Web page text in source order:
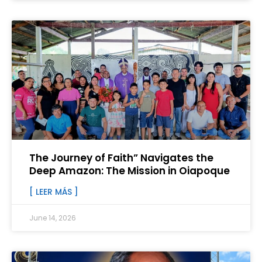
The Journey of Faith” Navigates the
Deep Amazon: The Mission in Oiapoque
[ LEER MÁS ]
June 14, 2026